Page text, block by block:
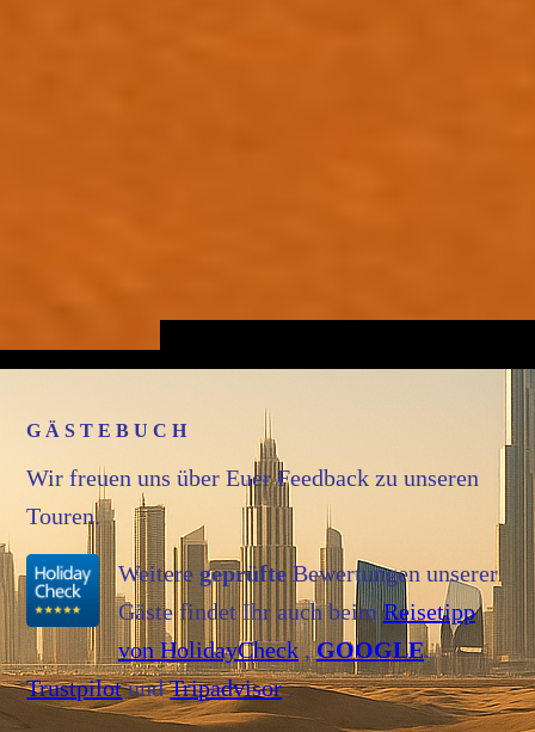
G Ä S T E B U C H
Wir freuen uns über Euer Feedback zu unseren
Touren.
Weitere geprüfteBewertungen unserer
Gäste findet Ihr auch beimReisetipp
von HolidayCheck,GOOGLE.
TrustpilotundTripadvisor.